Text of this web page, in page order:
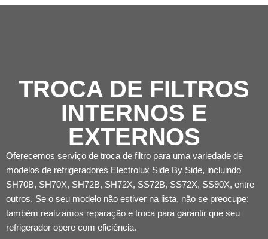
TROCA DE FILTROS
INTERNOS E
EXTERNOS
Oferecemos serviço de troca de filtro para uma variedade de
modelos de refrigeradores Electrolux Side By Side, incluindo
SH70B, SH70X, SH72B, SH72X, SS72B, SS72X, SS90X, entre
outros. Se o seu modelo não estiver na lista, não se preocupe;
também realizamos reparação e troca para garantir que seu
refrigerador opere com eficiência.